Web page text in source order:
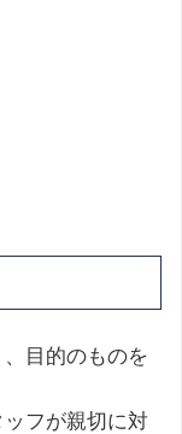
目的のものを
フが親切に対